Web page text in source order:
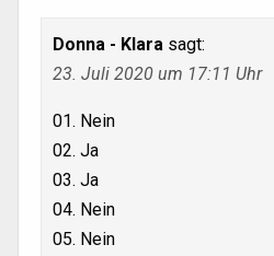
Donna - Klara sagt:
23. Juli 2020 um 17:11 Uhr
01. Nein
02. Ja
03. Ja
04. Nein
05. Nein